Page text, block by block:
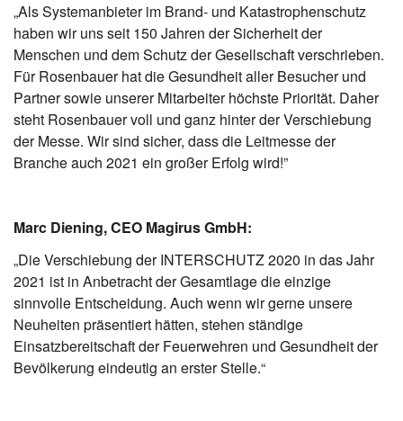
„Als Systemanbieter im Brand- und Katastrophenschutz
haben wir uns seit 150 Jahren der Sicherheit der
Menschen und dem Schutz der Gesellschaft verschrieben.
Für Rosenbauer hat die Gesundheit aller Besucher und
Partner sowie unserer Mitarbeiter höchste Priorität. Daher
steht Rosenbauer voll und ganz hinter der Verschiebung
der Messe. Wir sind sicher, dass die Leitmesse der
Branche auch 2021 ein großer Erfolg wird!”
Marc Diening, CEO Magirus GmbH:
„Die Verschiebung der INTERSCHUTZ 2020 in das Jahr
2021 ist in Anbetracht der Gesamtlage die einzige
sinnvolle Entscheidung. Auch wenn wir gerne unsere
Neuheiten präsentiert hätten, stehen ständige
Einsatzbereitschaft der Feuerwehren und Gesundheit der
Bevölkerung eindeutig an erster Stelle.“